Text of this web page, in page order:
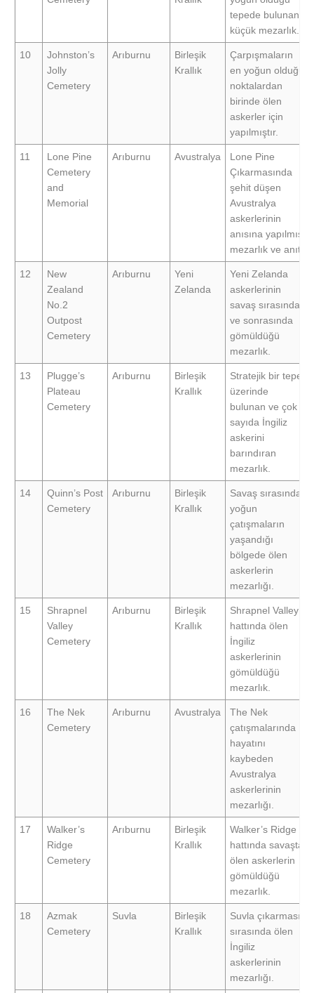
tepede bulunan
küçük mezarlık.
10
Johnston’s
Jolly
Cemetery
Arıburnu
Birleşik
Krallık
Çarpışmaların
en yoğun olduğu
noktalardan
birinde ölen
askerler için
yapılmıştır.
11
Lone Pine
Cemetery
and
Memorial
Arıburnu Avustralya
Lone Pine
Çıkarmasında
şehit düşen
Avustralya
askerlerinin
anısına yapılmış
mezarlık ve anıt.
12
New
Zealand
No.2
Outpost
Cemetery
Arıburnu
Yeni
Zelanda
Yeni Zelanda
askerlerinin
savaş sırasında
ve sonrasında
gömüldüğü
mezarlık.
13
Plugge’s
Plateau
Cemetery
Arıburnu
Birleşik
Krallık
Stratejik bir tepe
üzerinde
bulunan ve çok
sayıda İngiliz
askerini
barındıran
mezarlık.
14
Quinn’s Post
Cemetery
Arıburnu
Birleşik
Krallık
Savaş sırasında
yoğun
çatışmaların
yaşandığı
bölgede ölen
askerlerin
mezarlığı.
15
Shrapnel
Valley
Cemetery
Arıburnu
Birleşik
Krallık
Shrapnel Valley
hattında ölen
İngiliz
askerlerinin
gömüldüğü
mezarlık.
16
The Nek
Cemetery
Arıburnu Avustralya
The Nek
çatışmalarında
hayatını
kaybeden
Avustralya
askerlerinin
mezarlığı.
17
Walker’s
Ridge
Cemetery
Arıburnu
Birleşik
Krallık
Walker’s Ridge
hattında savaşta
ölen askerlerin
gömüldüğü
mezarlık.
18
Azmak
Cemetery
Suvla
Birleşik
Krallık
Suvla çıkarması
sırasında ölen
İngiliz
askerlerinin
mezarlığı.